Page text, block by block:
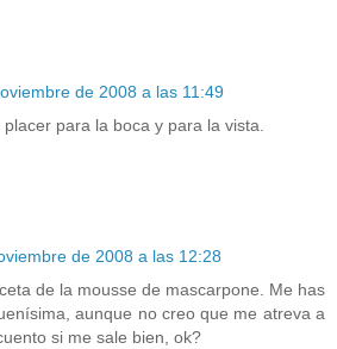
de 2008 a las 11:49
placer para la boca y para la vista.
de 2008 a las 12:28
de la mousse de mascarpone. Me has
aunque no creo que me atreva a
si me sale bien, ok?